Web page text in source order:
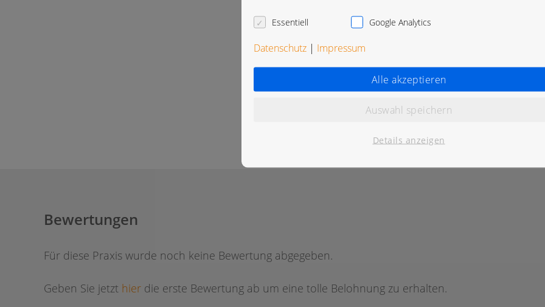
Bewertungen
Für diese Praxis wurde noch keine Bewertung abgegeben.
Geben Sie jetzt hier die erste Bewertung ab um eine tolle Belohnung zu erhalten.
Essentiell Google Analytics
Datenschutz | Impressum
Alle akzeptieren
Auswahl speichern
Details anzeigen